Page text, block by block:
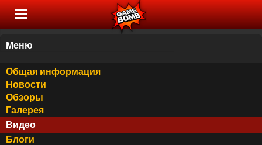
Меню
Общая информация
Новости
Обзоры
Галерея
Видео
Блоги